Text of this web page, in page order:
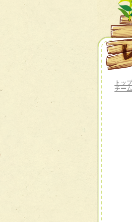
トッ
チーム